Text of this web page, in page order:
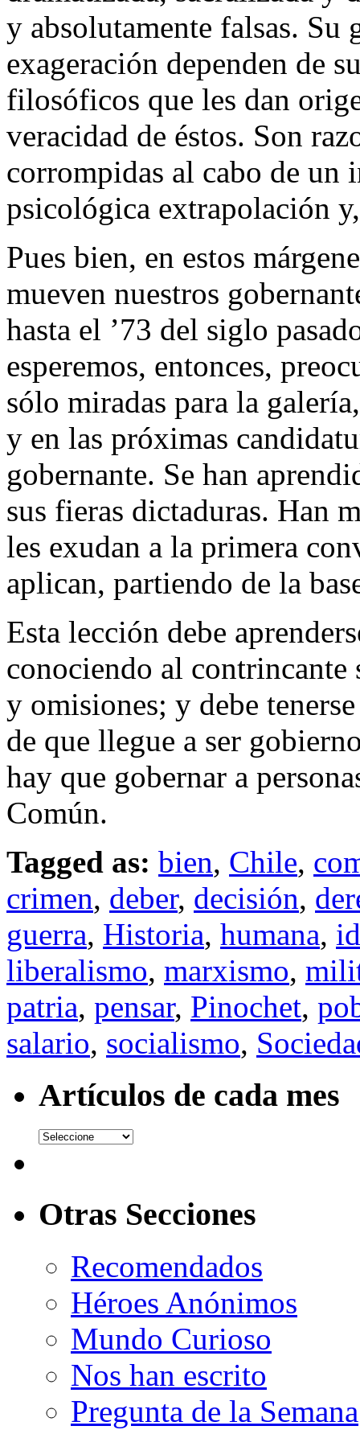
y absolutamente falsas. Su
exageración dependen de
filosóficos que les dan
veracidad de éstos. Son
corrompidas al cabo de un
psicológica extrapolación
Pues bien, en estos
mueven nuestros
hasta el ’73 del siglo
esperemos, entonces,
sólo miradas para la
y en las próximas
gobernante. Se han
sus fieras dictaduras. Han
les exudan a la primera
aplican, partiendo de la
Esta lección debe
conociendo al contrincante
y omisiones; y debe
de que llegue a ser
hay que gobernar a
Común.
Tagged as: bien, Chile,
crimen, deber, decisión,
guerra, Historia, humana,
liberalismo, marxismo,
patria, pensar, Pinochet,
salario, socialismo,
Artículos de cada mes
Otras Secciones
Recomendados
Héroes Anónimos
Mundo Curioso
Nos han escrito
Pregunta de la Semana